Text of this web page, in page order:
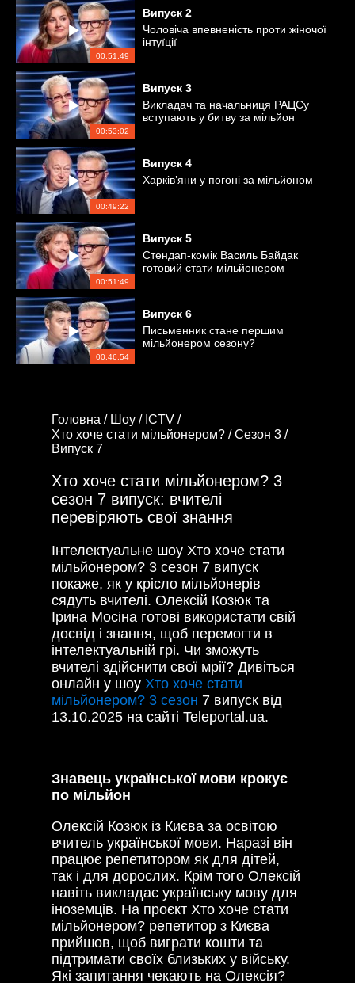
00:51:49
Випуск 2
Чоловіча впевненість проти жіночої
інтуїції
00:53:02
Випуск 3
Викладач та начальниця РАЦСу
вступають у битву за мільйон
00:49:22
Випуск 4
Харків’яни у погоні за мільйоном
00:51:49
Випуск 5
Стендап-комік Василь Байдак
готовий стати мільйонером
00:46:54
Випуск 6
Письменник стане першим
мільйонером сезону?
Головна / Шоу / ICTV /
Хто хоче стати мільйонером? /Сезон 3 /
Випуск 7
Хто хоче стати мільйонером? 3
сезон 7 випуск: вчителі
перевіряють свої знання
Інтелектуальне шоу Хто хоче стати
мільйонером? 3 сезон 7 випуск
покаже, як у крісло мільйонерів
сядуть вчителі. Олексій Козюк та
Ірина Мосіна готові використати свій
досвід і знання, щоб перемогти в
інтелектуальній грі. Чи зможуть
вчителі здійснити свої мрії? Дивіться
онлайн у шоу Хто хоче стати
мільйонером? 3 сезон 7 випуск від
13.10.2025 на сайті Teleportal.ua.
Знавець української мови крокує
по мільйон
Олексій Козюк із Києва за освітою
вчитель української мови. Наразі він
працює репетитором як для дітей,
так і для дорослих. Крім того Олексій
навіть викладає українську мову для
іноземців. На проєкт Хто хоче стати
мільйонером? репетитор з Києва
прийшов, щоб виграти кошти та
підтримати своїх близьких у війську.
Які запитання чекають на Олексія?